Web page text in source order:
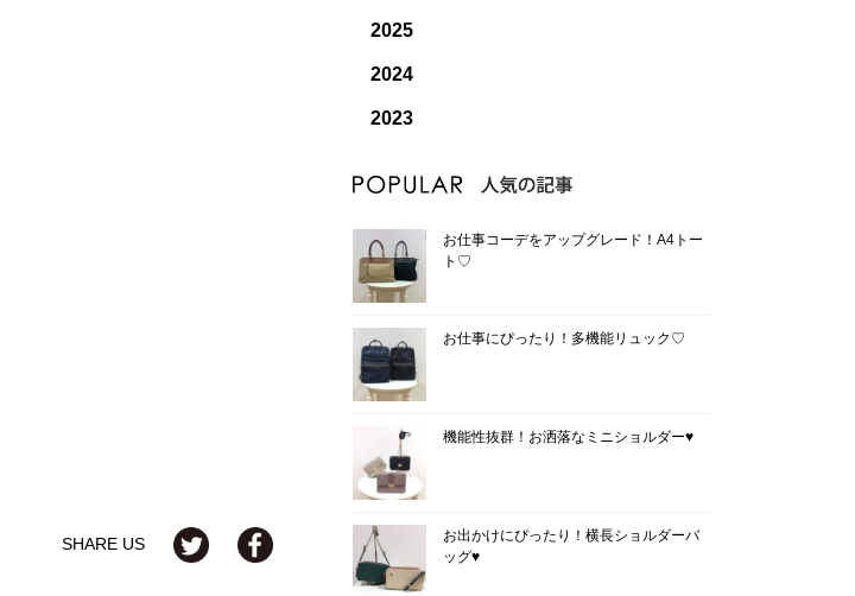
SHARE US
2025
2024
2023
お仕事コーデをアップグレード！A4トー
ト♡
お仕事にぴったり！多機能リュック♡
機能性抜群！お洒落なミニショルダー♥
お出かけにぴったり！横長ショルダーバ
ッグ♥